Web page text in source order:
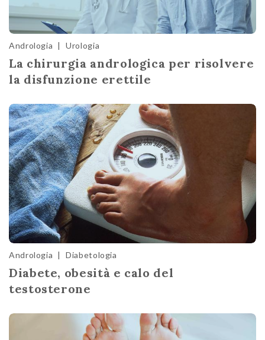
Andrologia | Urologia
La chirurgia andrologica per risolvere
la disfunzione erettile
Andrologia Diabetologia
Diabete, obesità e calo del
testosterone